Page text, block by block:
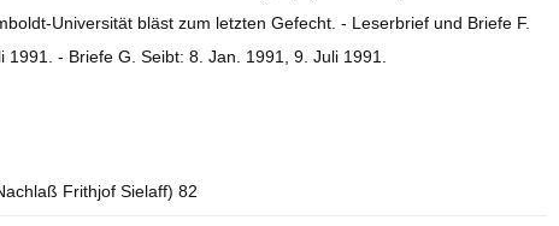
Universität bläst zum letzten Gefecht. - Leserbrief und Briefe F.
- Briefe G. Seibt: 8. Jan. 1991, 9. Juli 1991.
Frithjof Sielaff) 82